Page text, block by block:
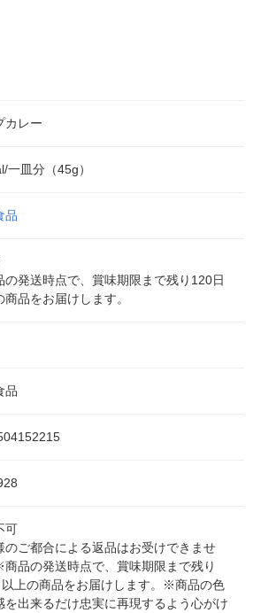
カレー
一皿分（45g）
品
発送時点で、賞味期限まで残り120日
商品をお届けします。
品
可
のご都合による返品はお受けできませ
品の発送時点で、賞味期限まで残り
上の商品をお届けします。※商品の色
を出来るだけ忠実に再現するよう心がけ